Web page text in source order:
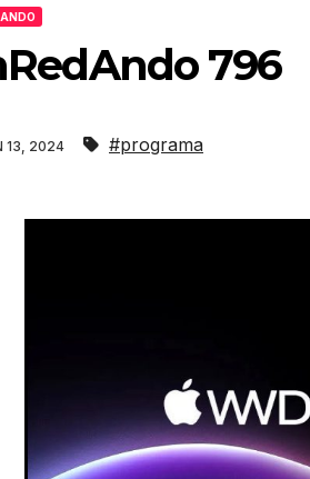
796
13, 2024 #programa